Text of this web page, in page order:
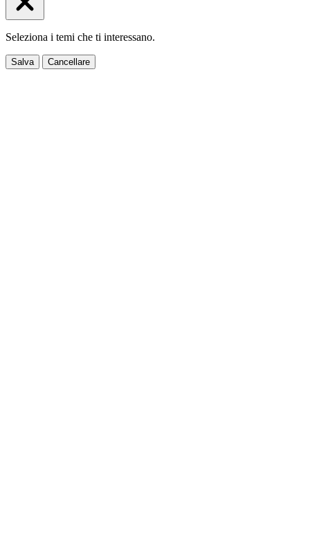
Seleziona i temi che ti interessano.
Salva Cancellare